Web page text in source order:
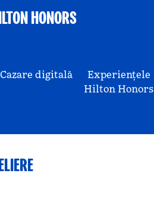
HONORS
Cazare digitală
Experiențele
Hilton Honors